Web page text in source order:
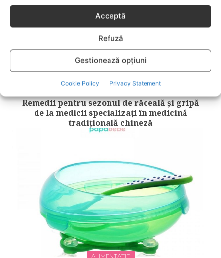
Acceptă
Refuză
Gestionează opțiuni
Cookie Policy Privacy Statement
MEDICI
Remedii pentru sezonul de răceală și gripă
de la medicii specializați în medicină
tradițională chineză
ALIMENTATIE